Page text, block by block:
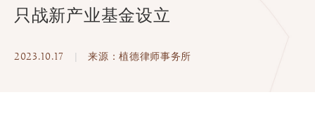
只战新产业基金设立
2023.10.17 | 来源：植德律师事务所